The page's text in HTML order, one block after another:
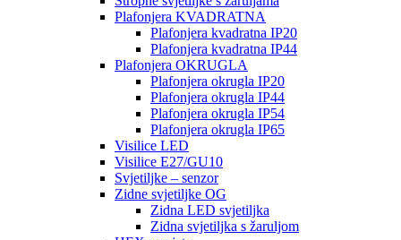
Plafonjera KVADRATNA
Plafonjera kvadratna IP20
Plafonjera kvadratna IP44
Plafonjera OKRUGLA
Plafonjera okrugla IP20
Plafonjera okrugla IP44
Plafonjera okrugla IP54
Plafonjera okrugla IP65
Visilice LED
Visilice E27/GU10
Svjetiljke – senzor
Zidne svjetiljke OG
Zidna LED svjetiljka
Zidna svjetiljka s žaruljom